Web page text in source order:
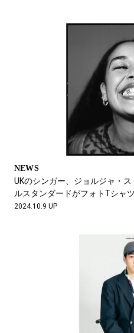
NEWS
UKのシンガー、ジョルジャ・
ルスタンダードがフォトTシャ
2024.10.9 UP